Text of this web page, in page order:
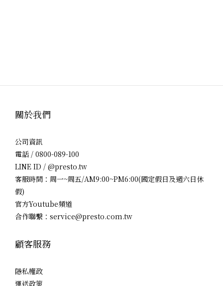
關於我們
公司資訊
電話 / 0800-089-100
LINE ID / @presto.tw
客服時間：周一~周五/AM9:00~PM6:00(國定假日及週六日休
假)
官方Youtube頻道
合作聯繫：service@presto.com.tw
顧客服務
隱私權政
運送政策